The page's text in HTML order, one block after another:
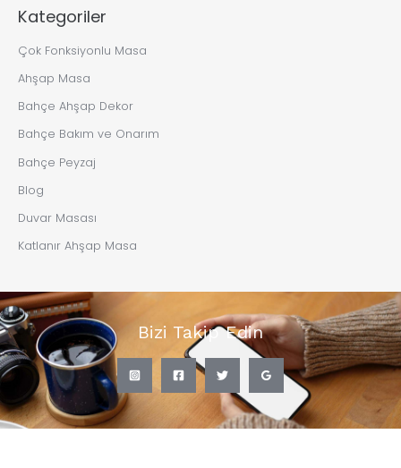
Kategoriler
Çok Fonksiyonlu Masa
Ahşap Masa
Bahçe Ahşap Dekor
Bahçe Bakım ve Onarım
Bahçe Peyzaj
Blog
Duvar Masası
Katlanır Ahşap Masa
Bizi Takip Edin